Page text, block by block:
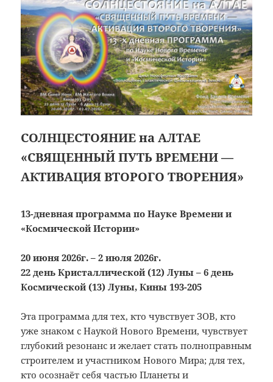
СОЛНЦЕСТОЯНИЕ на АЛТАЕ
«СВЯЩЕННЫЙ ПУТЬ ВРЕМЕНИ —
АКТИВАЦИЯ ВТОРОГО ТВОРЕНИЯ»
13-дневная программа по Науке Времени и
«Космической Истории»
20 июня 2026г. – 2 июля 2026г.
22 день Кристаллической (12) Луны – 6 день
Космической (13) Луны, Кины 193-205
Эта программа для тех, кто чувствует ЗОВ, кто
уже знаком с Наукой Нового Времени, чувствует
глубокий резонанс и желает стать полноправным
строителем и участником Нового Мира; для тех,
кто осознаёт себя частью Планеты и